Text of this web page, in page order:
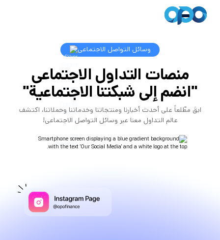
وسائل التواصل الاجتماعي
منصات التداول الاجتماعي
"انضم إلى شبكتنا الاجتماعية"
ابقَ مطّلعاً على أحدث أخبارنا ومنتجاتنا وخدماتنا وحملاتنا، اكتشف
عالم التداول معنا عبر وسائل التواصل الاجتماعي!